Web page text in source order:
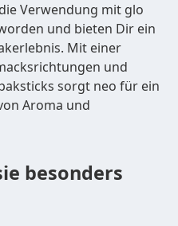
Verwendung mit glo
und bieten Dir ein
Mit einer
und
sorgt neo für ein
Aroma und
besonders